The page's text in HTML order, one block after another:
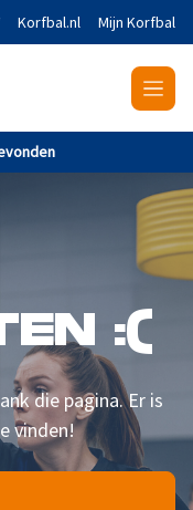
Korfbal.nl Mijn Korfbal
:(
die pagina. Er is
vinden!